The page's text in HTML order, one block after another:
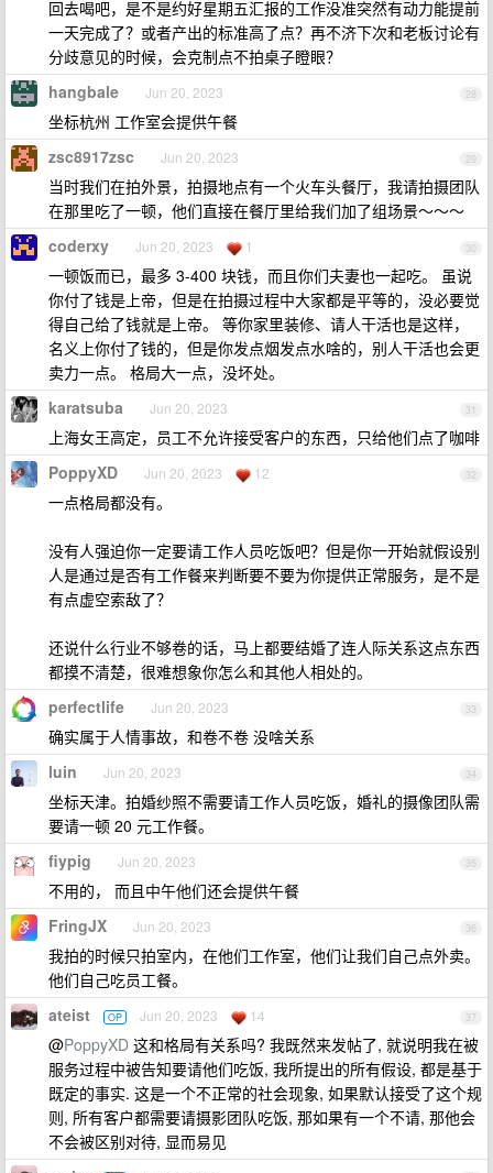
回去喝吧，是不是约好星期五汇报的工作没准突然有动力能提前
一天完成了？或者产出的标准高了点？再不济下次和老板讨论有
分歧意见的时候，会克制点不拍桌子瞪眼？
28
hangbale Jun 20, 2023
坐标杭州 工作室会提供午餐
29
zsc8917zsc Jun 20, 2023
当时我们在拍外景，拍摄地点有一个火车头餐厅，我请拍摄团队
在那里吃了一顿，他们直接在餐厅里给我们加了组场景～～～
30
coderxy Jun 20, 2023 1
一顿饭而已，最多 3-400 块钱，而且你们夫妻也一起吃。 虽说
你付了钱是上帝，但是在拍摄过程中大家都是平等的，没必要觉
得自己给了钱就是上帝。 等你家里装修、请人干活也是这样，
名义上你付了钱的，但是你发点烟发点水啥的，别人干活也会更
卖力一点。 格局大一点，没坏处。
31
karatsuba Jun 20, 2023
上海女王高定，员工不允许接受客户的东西，只给他们点了咖啡
32
PoppyXD Jun 20, 2023 12
一点格局都没有。
没有人强迫你一定要请工作人员吃饭吧？但是你一开始就假设别
人是通过是否有工作餐来判断要不要为你提供正常服务，是不是
有点虚空索敌了？
还说什么行业不够卷的话，马上都要结婚了连人际关系这点东西
都摸不清楚，很难想象你怎么和其他人相处的。
33
perfectlife Jun 20, 2023
确实属于人情事故，和卷不卷 没啥关系
34
luin Jun 20, 2023
坐标天津。拍婚纱照不需要请工作人员吃饭，婚礼的摄像团队需
要请一顿 20 元工作餐。
35
fiypig Jun 20, 2023
不用的， 而且中午他们还会提供午餐
36
FringJX Jun 20, 2023
我拍的时候只拍室内，在他们工作室，他们让我们自己点外卖。
他们自己吃员工餐。
37
ateist OP Jun 20, 2023 14
@PoppyXD 这和格局有关系吗? 我既然来发帖了, 就说明我在被
服务过程中被告知要请他们吃饭, 我所提出的所有假设, 都是基于
既定的事实. 这是一个不正常的社会现象, 如果默认接受了这个规
则, 所有客户都需要请摄影团队吃饭, 那如果有一个不请, 那他会
不会被区别对待, 显而易见